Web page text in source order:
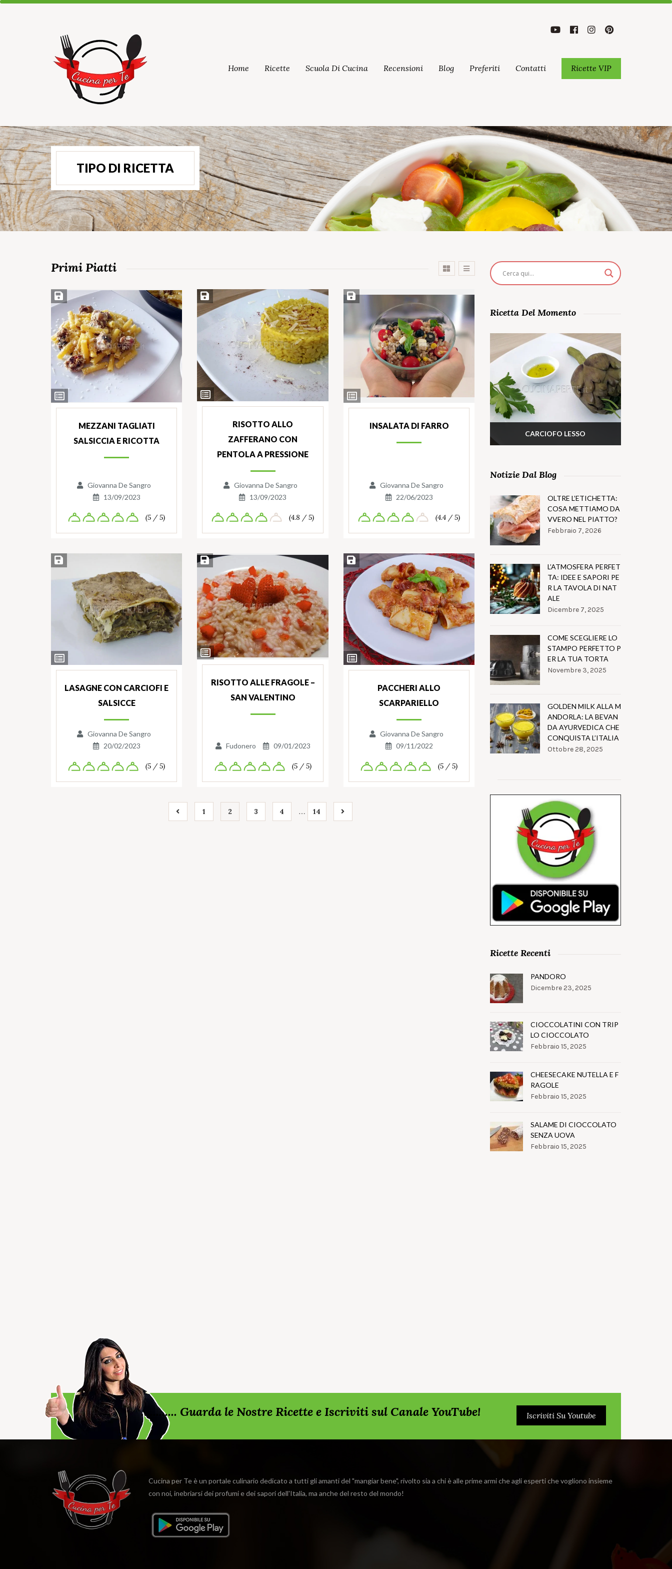
Home Ricette Scuola Di Cucina Recensioni Blog Preferiti Contatti Ricette VIP
TIPO DI RICETTA
Primi Piatti
Ingredienti
Salva ricetta
MEZZANI TAGLIATI
SALSICCIA E RICOTTA
Giovanna De Sangro
13/09/2023
(5 / 5)
Ingredienti
Salva ricetta
RISOTTO ALLO
ZAFFERANO CON
PENTOLA A PRESSIONE
Giovanna De Sangro
13/09/2023
(4.8 / 5)
Ingredienti
Salva ricetta
INSALATA DI FARRO
Giovanna De Sangro
22/06/2023
(4.4 / 5)
Ingredienti
Salva ricetta
LASAGNE CON CARCIOFI E
SALSICCE
Giovanna De Sangro
20/02/2023
(5 / 5)
Ingredienti
Salva ricetta
RISOTTO ALLE FRAGOLE –
SAN VALENTINO
Fudonero 09/01/2023
(5 / 5)
Ingredienti
Salva ricetta
PACCHERI ALLO
SCARPARIELLO
Giovanna De Sangro
09/11/2022
(5 / 5)
1 2 3 4 … 14
Ricetta Del Momento
CARCIOFO LESSO
Notizie Dal Blog
OLTRE L’ETICHETTA:
COSA METTIAMO DA
VVERO NEL PIATTO?
Febbraio 7, 2026
L’ATMOSFERA PERFET
TA: IDEE E SAPORI PE
R LA TAVOLA DI NAT
ALE
Dicembre 7, 2025
COME SCEGLIERE LO
STAMPO PERFETTO P
ER LA TUA TORTA
Novembre 3, 2025
GOLDEN MILK ALLA M
ANDORLA: LA BEVAN
DA AYURVEDICA CHE
CONQUISTA L’ITALIA
Ottobre 28, 2025
Ricette Recenti
PANDORO
Dicembre 23, 2025
CIOCCOLATINI CON TRIP
LO CIOCCOLATO
Febbraio 15, 2025
CHEESECAKE NUTELLA E F
RAGOLE
Febbraio 15, 2025
SALAME DI CIOCCOLATO
SENZA UOVA
Febbraio 15, 2025
............ Guarda le Nostre Ricette e Iscriviti sul Canale YouTube! Iscriviti Su Youtube
Cucina per Te è un portale culinario dedicato a tutti gli amanti del "mangiar bene", rivolto sia a chi è alle prime armi che agli esperti che vogliono insieme
con noi, inebriarsi dei profumi e dei sapori dell'Italia, ma anche del resto del mondo!